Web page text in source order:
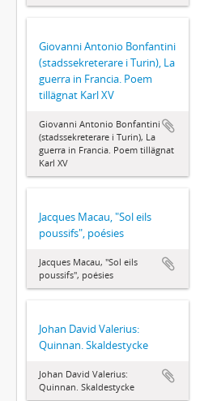
Giovanni Antonio Bonfantini
(stadssekreterare i Turin), La
guerra in Francia. Poem
tillägnat Karl XV
Giovanni Antonio Bonfantini
(stadssekreterare i Turin), La
guerra in Francia. Poem tillägnat
Karl XV
Jacques Macau, "Sol eils
poussifs", poésies
Jacques Macau, "Sol eils
poussifs", poésies
Johan David Valerius:
Quinnan. Skaldestycke
Johan David Valerius:
Quinnan. Skaldestycke